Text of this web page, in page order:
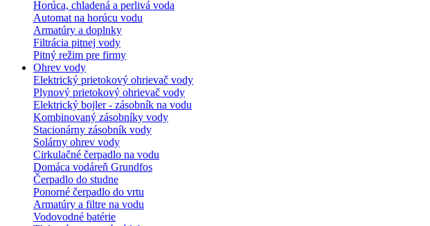
Horúca, chladená a perlivá voda
Automat na horúcu vodu
Armatúry a doplnky
Filtrácia pitnej vody
Pitný režim pre firmy
Ohrev vody
Elektrický prietokový ohrievač vody
Plynový prietokový ohrievač vody
Elektrický bojler - zásobník na vodu
Kombinovaný zásobníky vody
Stacionárny zásobník vody
Solárny ohrev vody
Cirkulačné čerpadlo na vodu
Domáca vodáreň Grundfos
Čerpadlo do studne
Ponorné čerpadlo do vrtu
Armatúry a filtre na vodu
Vodovodné batérie